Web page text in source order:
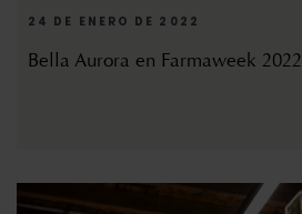
24 DE ENERO DE 2022
Bella Aurora en Farmaweek 2022